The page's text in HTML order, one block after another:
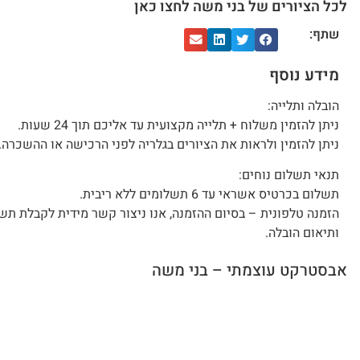
לכל הציורים של בני משה לחצו כאן
שתף:
מידע נוסף
הובלה ותלייה:
ניתן להזמין משלוח + תלייה מקצועית עד אליכם תוך 24 שעות.
ניתן להזמין ולראות את הציורים בגלריה לפני הרכישה או
תנאי תשלום נוחים:
תשלום בכרטיס אשראי עד 6 תשלומים ללא ריבית.
הזמנה טלפונית – בסיום ההזמנה, אנו ניצור קשר מידית לקבלת
ותיאום הובלה.
אבסטרקט עוצמתי – בני משה